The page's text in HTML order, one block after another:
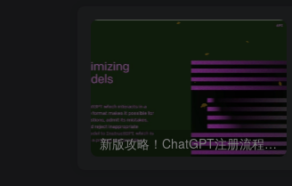
新版攻略！ChatGPT注册流程，超详细基础教程！【ChatGPT】